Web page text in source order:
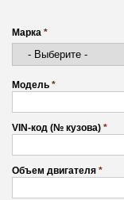
Марка *
Модель *
VIN-код (№ кузова) *
Объем двигателя *